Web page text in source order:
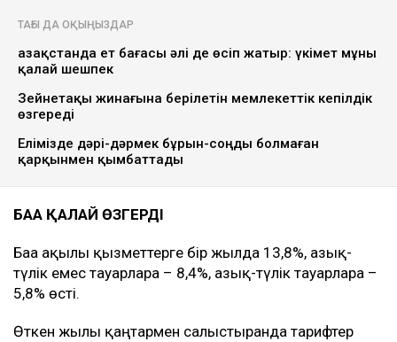
ТАҒЫ ДА ОҚЫҢЫЗДАР
Қазақстанда ет бағасы әлі де өсіп жатыр: үкімет мұны
қалай шешпек
Зейнетақы жинағына берілетін мемлекеттік кепілдік
өзгереді
Елімізде дәрі-дәрмек бұрын-соңды болмаған
қарқынмен қымбаттады
БАҒА ҚАЛАЙ ӨЗГЕРДІ
Баға ақылы қызметтерге бір жылда 13,8%, азық-
түлік емес тауарларға – 8,4%, азық-түлік тауарларға –
5,8% өсті.
Өткен жылғы қаңтармен салыстырғанда тарифтер